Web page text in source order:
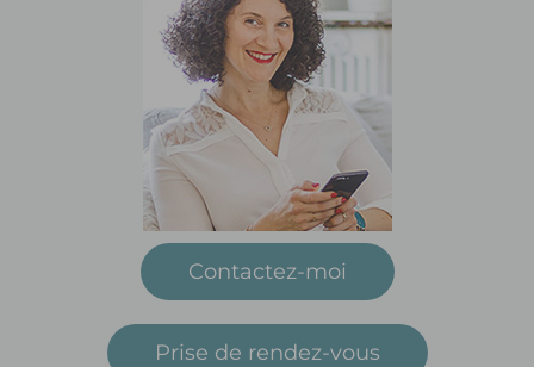
Contactez-moi
Prise de rendez-vous